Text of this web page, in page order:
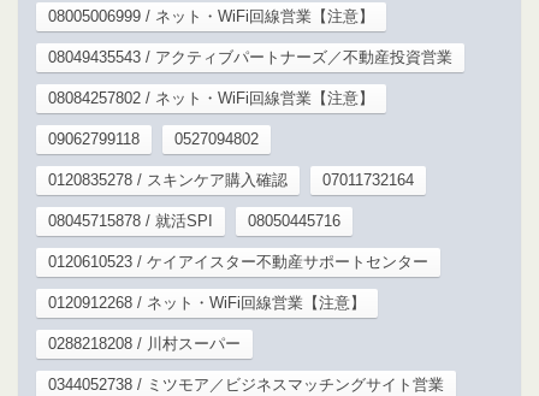
08005006999 / ネット・WiFi回線営業【注意】
08049435543 / アクティブパートナーズ／不動産投資営業
08084257802 / ネット・WiFi回線営業【注意】
09062799118 0527094802
0120835278 / スキンケア購入確認 07011732164
08045715878 / 就活SPI 08050445716
0120610523 / ケイアイスター不動産サポートセンター
0120912268 / ネット・WiFi回線営業【注意】
0288218208 / 川村スーパー
0344052738 / ミツモア／ビジネスマッチングサイト営業